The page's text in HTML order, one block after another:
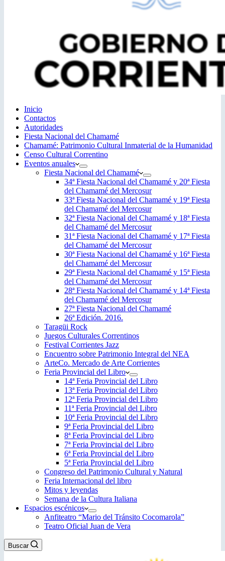
Inicio
Contactos
Autoridades
Fiesta Nacional del Chamamé
Chamamé: Patrimonio Cultural Inmaterial de la Humanidad
Censo Cultural Correntino
Eventos anuales
Fiesta Nacional del Chamamé
34ª Fiesta Nacional del Chamamé y 20ª Fiesta
del Chamamé del Mercosur
33ª Fiesta Nacional del Chamamé y 19ª Fiesta
del Chamamé del Mercosur
32ª Fiesta Nacional del Chamamé y 18ª Fiesta
del Chamamé del Mercosur
31ª Fiesta Nacional del Chamamé y 17ª Fiesta
del Chamamé del Mercosur
30ª Fiesta Nacional del Chamamé y 16ª Fiesta
del Chamamé del Mercosur
29ª Fiesta Nacional del Chamamé y 15ª Fiesta
del Chamamé del Mercosur
28ª Fiesta Nacional del Chamamé y 14ª Fiesta
del Chamamé del Mercosur
27ª Fiesta Nacional del Chamamé
26ª Edición. 2016.
Taragüi Rock
Juegos Culturales Correntinos
Festival Corrientes Jazz
Encuentro sobre Patrimonio Integral del NEA
ArteCo. Mercado de Arte Corrientes
Feria Provincial del Libro
14ª Feria Provincial del Libro
13ª Feria Provincial del Libro
12ª Feria Provincial del Libro
11ª Feria Provincial del Libro
10ª Feria Provincial del Libro
9ª Feria Provincial del Libro
8ª Feria Provincial del Libro
7ª Feria Provincial del Libro
6ª Feria Provincial del Libro
5ª Feria Provincial del Libro
Congreso del Patrimonio Cultural y Natural
Feria Internacional del libro
Mitos y leyendas
Semana de la Cultura Italiana
Espacios escénicos
Anfiteatro “Mario del Tránsito Cocomarola”
Teatro Oficial Juan de Vera
Buscar